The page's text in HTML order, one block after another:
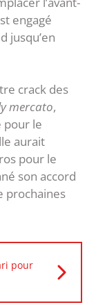
engagé
jusqu’en
crack des
mercato,
pour le
aurait
pour le
son accord
prochaines
pour